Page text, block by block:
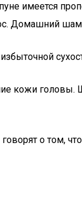
имеется
Домашний
кожи
о том,